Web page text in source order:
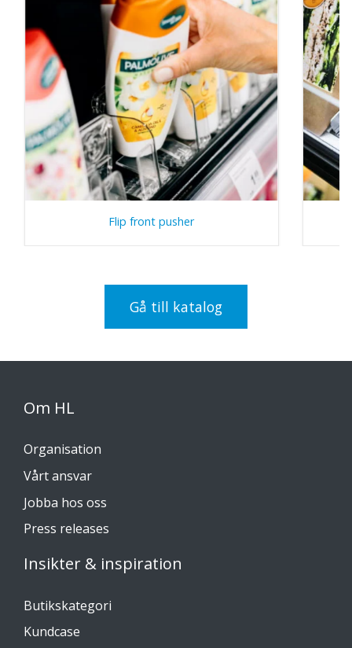
Flip front pusher
Gå till katalog
Om HL
Organisation
Vårt ansvar
Jobba hos oss
Press releases
Insikter & inspiration
Butikskategori
Kundcase